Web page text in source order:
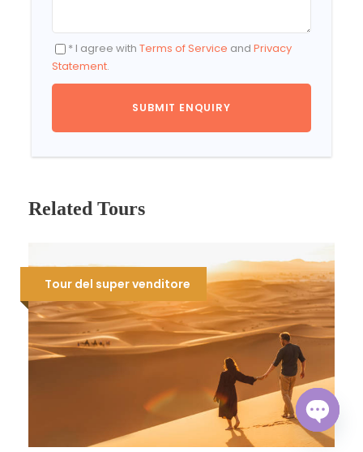
* I agree with Terms of Service and Privacy
Statement.
Related Tours
Tour del super venditore
O